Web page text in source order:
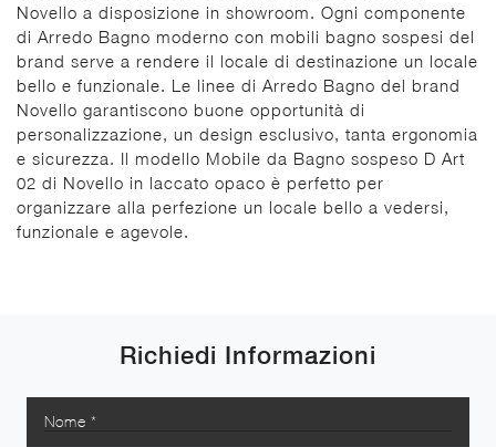
Novello a disposizione in showroom. Ogni componente
di Arredo Bagno moderno con mobili bagno sospesi del
brand serve a rendere il locale di destinazione un locale
bello e funzionale. Le linee di Arredo Bagno del brand
Novello garantiscono buone opportunità di
personalizzazione, un design esclusivo, tanta ergonomia
e sicurezza. Il modello Mobile da Bagno sospeso D Art
02 di Novello in laccato opaco è perfetto per
organizzare alla perfezione un locale bello a vedersi,
funzionale e agevole.
Richiedi Informazioni